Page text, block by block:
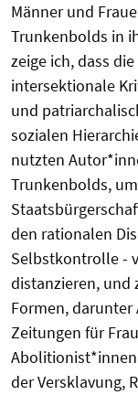
Männer und
Trunkenbolds in
zeige ich, dass
intersektionale
und
sozialen
nutzten
Trunkenbolds,
den rationalen
Selbstkontrolle -
distanzieren, und
Formen,
Zeitungen für
Abolitionist*innen
der Versklavung,